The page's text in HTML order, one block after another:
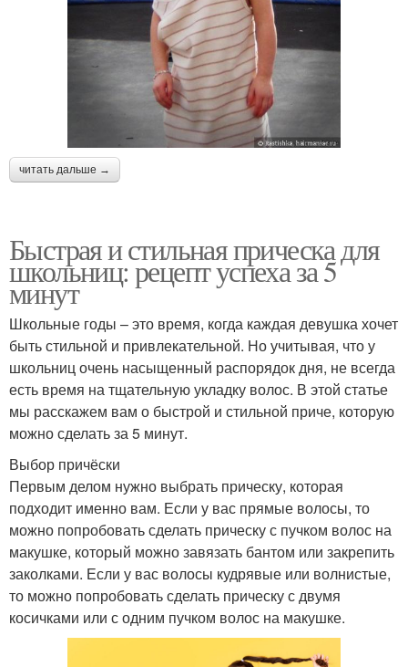
читать дальше →
Быстрая и стильная прическа для
школьниц: рецепт успеха за 5
минут
Школьные годы – это время, когда каждая девушка хочет
быть стильной и привлекательной. Но учитывая, что у
школьниц очень насыщенный распорядок дня, не всегда
есть время на тщательную укладку волос. В этой статье
мы расскажем вам о быстрой и стильной приче, которую
можно сделать за 5 минут.
Выбор причёски
Первым делом нужно выбрать прическу, которая
подходит именно вам. Если у вас прямые волосы, то
можно попробовать сделать прическу с пучком волос на
макушке, который можно завязать бантом или закрепить
заколками. Если у вас волосы кудрявые или волнистые,
то можно попробовать сделать прическу с двумя
косичками или с одним пучком волос на макушке.